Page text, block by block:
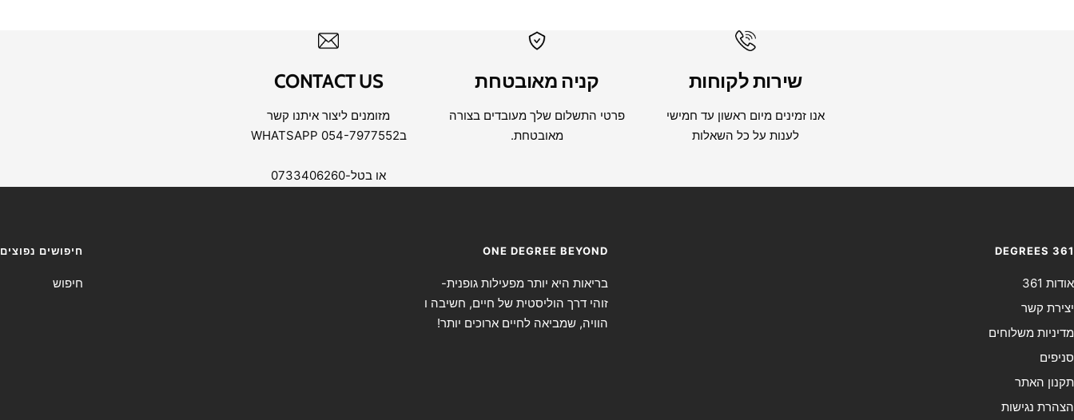
שירות לקוחות
אנו זמינים מיום ראשון עד חמישי
לענות על כל השאלות
קניה מאובטחת
פרטי התשלום שלך מעובדים בצורה
מאובטחת.
CONTACT US
מזומנים ליצור איתנו קשר
בWHATSAPP 054-7977552
או בטל-0733406260
DEGREES 361
אודות 361
יצירת קשר
מדיניות משלוחים
סניפים
תקנון האתר
הצהרת נגישות
ONE DEGREE BEYOND
בריאות היא יותר מפעילות גופנית-
זוהי דרך הוליסטית של חיים, חשיבה ו
הוויה, שמביאה לחיים ארוכים יותר!
חיפושים נפוצים
חיפוש